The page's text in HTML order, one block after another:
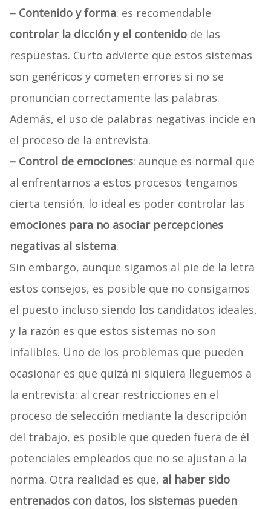
– Contenido y forma: es recomendable
controlar la dicción y el contenidode las
respuestas. Curto advierte que estos sistemas
son genéricos y cometen errores si no se
pronuncian correctamente las palabras.
Además, el uso de palabras negativas incide en
el proceso de la entrevista.
– Control de emociones: aunque es normal que
al enfrentarnos a estos procesos tengamos
cierta tensión, lo ideal es poder controlar las
emociones para no asociar percepciones
negativas al sistema.
Sin embargo, aunque sigamos al pie de la letra
estos consejos, es posible que no consigamos
el puesto incluso siendo los candidatos ideales,
y la razón es que estos sistemas no son
infalibles. Uno de los problemas que pueden
ocasionar es que quizá ni siquiera lleguemos a
la entrevista: al crear restricciones en el
proceso de selección mediante la descripción
del trabajo, es posible que queden fuera de él
potenciales empleados que no se ajustan a la
norma. Otra realidad es que, al haber sido
entrenados con datos, los sistemas pueden